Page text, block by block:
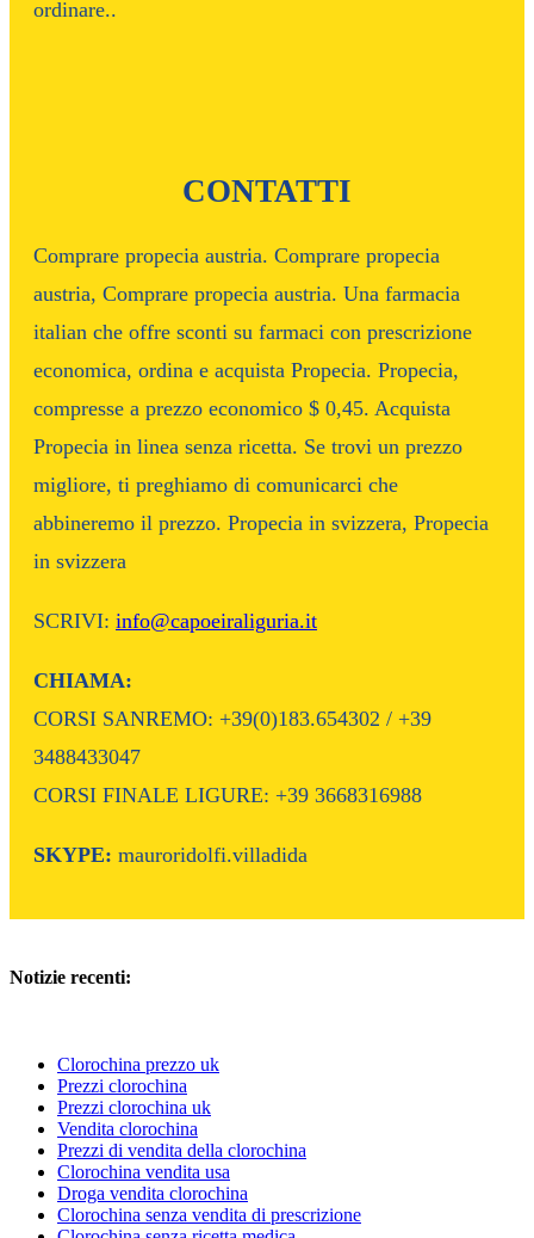
ordinare..
CONTATTI
Comprare propecia austria. Comprare propecia
austria, Comprare propecia austria. Una farmacia
italian che offre sconti su farmaci con prescrizione
economica, ordina e acquista Propecia. Propecia,
compresse a prezzo economico $ 0,45. Acquista
Propecia in linea senza ricetta. Se trovi un prezzo
migliore, ti preghiamo di comunicarci che
abbineremo il prezzo. Propecia in svizzera, Propecia
in svizzera
SCRIVI: info@capoeiraliguria.it
CHIAMA:
CORSI SANREMO: +39(0)183.654302 / +39
3488433047
CORSI FINALE LIGURE: +39 3668316988
SKYPE: mauroridolfi.villadida
Notizie recenti:
Clorochina prezzo uk
Prezzi clorochina
Prezzi clorochina uk
Vendita clorochina
Prezzi di vendita della clorochina
Clorochina vendita usa
Droga vendita clorochina
Clorochina senza vendita di prescrizione